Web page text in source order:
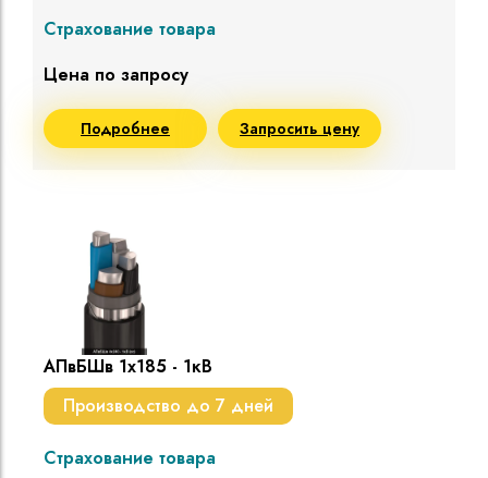
Страхование товара
Цена по запросу
Подробнее Запросить цену
АПвБШв 1х185 - 1кВ
Производство до 7 дней
Страхование товара